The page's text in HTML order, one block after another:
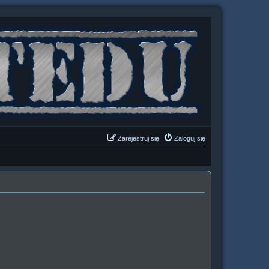
Zaloguj się
Zarejestruj się